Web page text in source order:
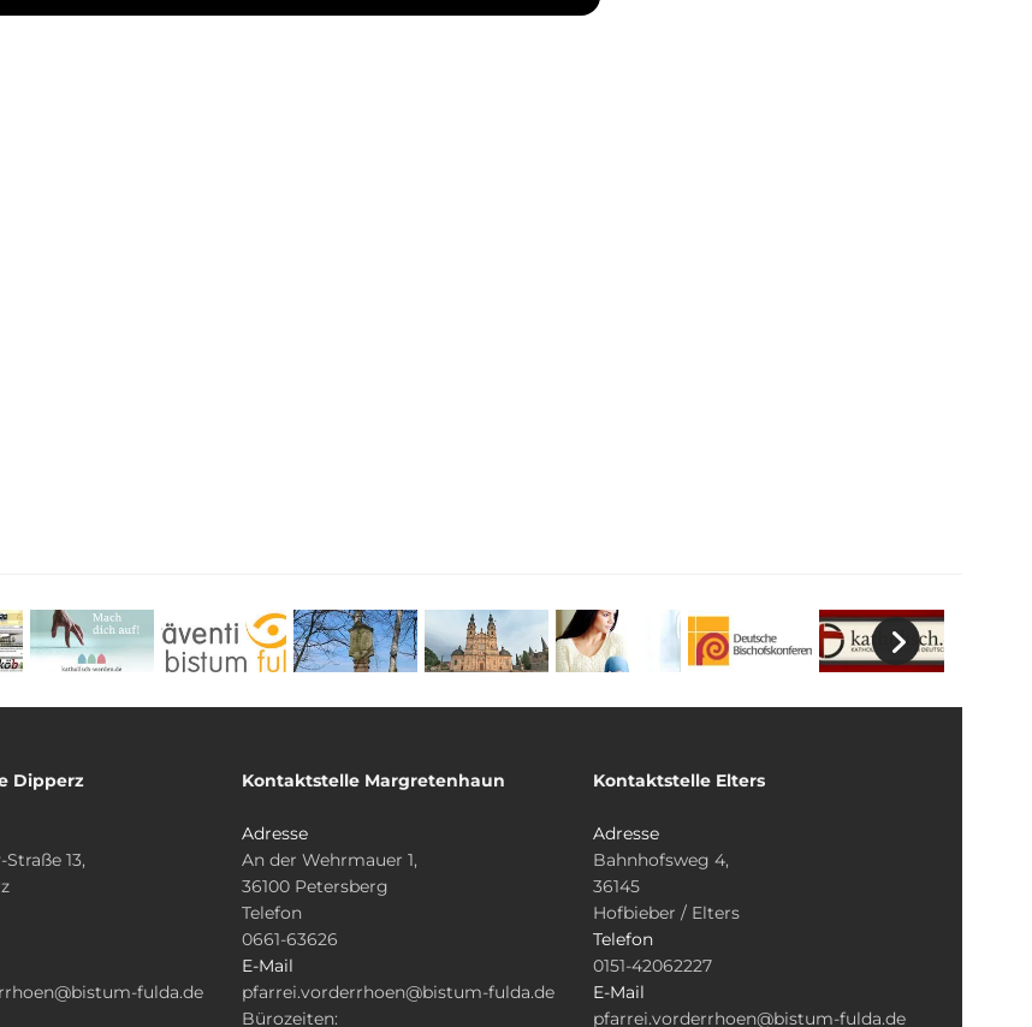
Dipperz
13,
fulda.de
Kontaktstelle Margretenhaun
Adresse
An der Wehrmauer 1,
36100 Petersberg
Telefon
0661-63626
E-Mail
pfarrei.vorderrhoen@bistum-fulda.de
Bürozeiten:
Kontaktstelle Elters
Adresse
Bahnhofsweg 4,
36145
Hofbieber / Elters
Telefon
0151-42062227
E-Mail
pfarrei.vorderrhoen@bistum-fulda.de